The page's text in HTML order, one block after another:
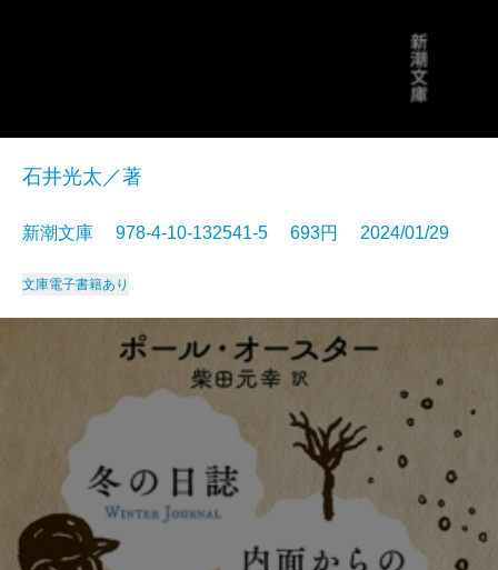
石井光太／著
新潮文庫 978-4-10-132541-5 693円 2024/01/29
文庫電子書籍あり